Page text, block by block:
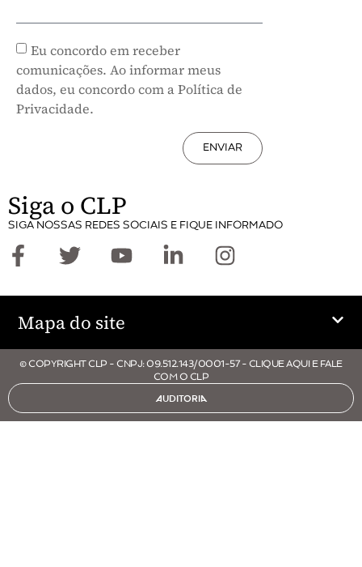
Eu concordo em receber
comunicações. Ao informar meus
dados, eu concordo com a Política de
Privacidade.
ENVIAR
Siga o CLP
SIGA NOSSAS REDES SOCIAIS E FIQUE INFORMADO
Mapa do site
© COPYRIGHT CLP - CNPJ: 09.512.143/0001-57 - CLIQUE AQUI E FALE
COM O CLP
AUDITORIA